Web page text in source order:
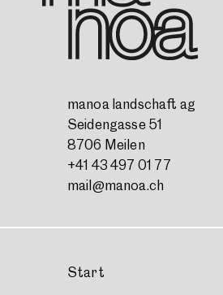
manoa landschaft ag
Seidengasse 51
8706 Meilen
+41 43 497 01 77
mail@manoa.ch
Start